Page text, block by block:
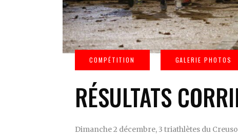
RÉSULTATS
Dimanche 2 décembre, 3 triathlètes du